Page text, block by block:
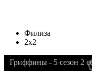
Филиза
2x2
Гриффины - 5 сезон 2